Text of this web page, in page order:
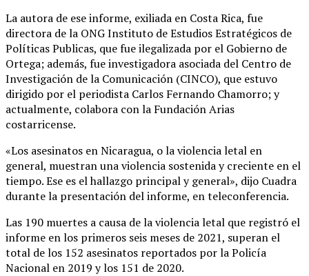
La autora de ese informe, exiliada en Costa Rica, fue
directora de la ONG Instituto de Estudios Estratégicos de
Políticas Publicas, que fue ilegalizada por el Gobierno de
Ortega; además, fue investigadora asociada del Centro de
Investigación de la Comunicación (CINCO), que estuvo
dirigido por el periodista Carlos Fernando Chamorro; y
actualmente, colabora con la Fundación Arias
costarricense.
«Los asesinatos en Nicaragua, o la violencia letal en
general, muestran una violencia sostenida y creciente en el
tiempo. Ese es el hallazgo principal y general», dijo Cuadra
durante la presentación del informe, en teleconferencia.
Las 190 muertes a causa de la violencia letal que registró el
informe en los primeros seis meses de 2021, superan el
total de los 152 asesinatos reportados por la Policía
Nacional en 2019 y los 151 de 2020.